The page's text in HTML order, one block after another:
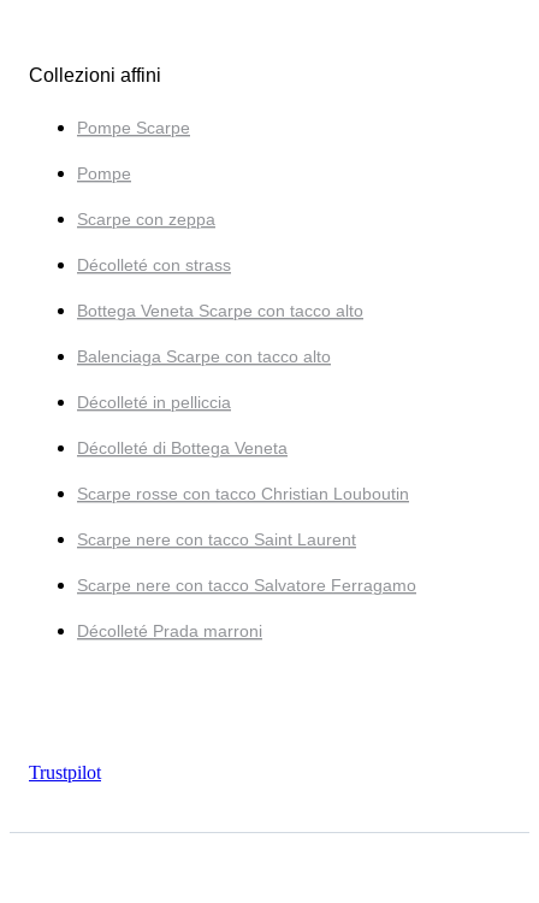
Collezioni affini
Pompe Scarpe
Pompe
Scarpe con zeppa
Décolleté con strass
Bottega Veneta Scarpe con tacco alto
Balenciaga Scarpe con tacco alto
Décolleté in pelliccia
Décolleté di Bottega Veneta
Scarpe rosse con tacco Christian Louboutin
Scarpe nere con tacco Saint Laurent
Scarpe nere con tacco Salvatore Ferragamo
Décolleté Prada marroni
Trustpilot